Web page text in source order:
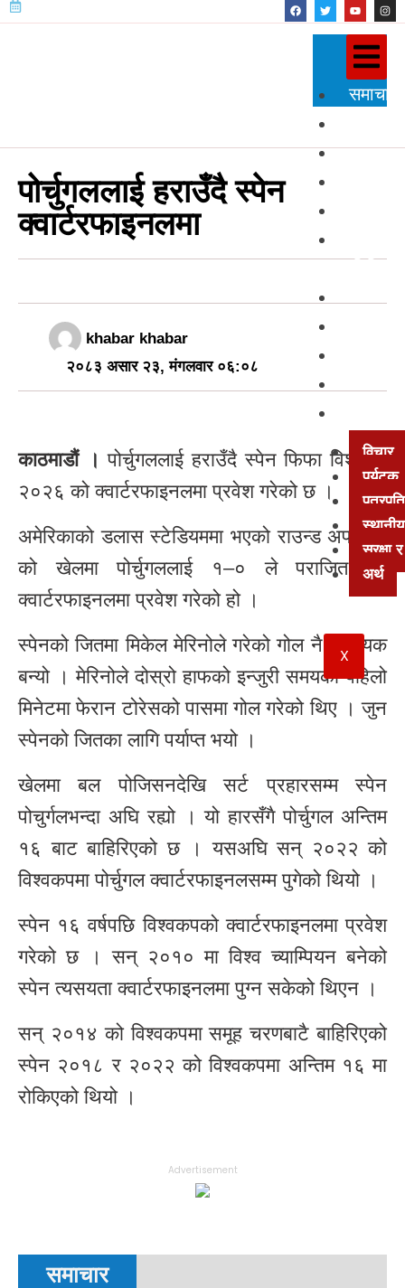
समाचार
प्रदेश
विचार
पर्यटक
सुरक्षा
अर्थ
X
पोर्चुगललाई हराउँदै स्पेन
क्वार्टरफाइनलमा
khabar khabar
२०८३ असार २३, मंगलवार ०६:०८
काठमाडौं । पोर्चुगललाई हराउँदै स्पेन फिफा विश्वकप
२०२६ को क्वार्टरफाइनलमा प्रवेश गरेको छ ।
अमेरिकाको डलास स्टेडियममा भएको राउन्ड अफ १६
को खेलमा पोर्चुगललाई १–० ले पराजित गर्दै
क्वार्टरफाइनलमा प्रवेश गरेको हो ।
स्पेनको जितमा मिकेल मेरिनोले गरेको गोल नै निर्णायक
बन्यो । मेरिनोले दोस्रो हाफको इन्जुरी समयको पहिलो
मिनेटमा फेरान टोरेसको पासमा गोल गरेको थिए । जुन
स्पेनको जितका लागि पर्याप्त भयो ।
खेलमा बल पोजिसनदेखि सर्ट प्रहारसम्म स्पेन
पोचुर्गलभन्दा अघि रह्यो । यो हारसँगै पोर्चुगल अन्तिम
१६ बाट बाहिरिएको छ । यसअघि सन् २०२२ को
विश्वकपमा पोर्चुगल क्वार्टरफाइनलसम्म पुगेको थियो ।
स्पेन १६ वर्षपछि विश्वकपको क्वार्टरफाइनलमा प्रवेश
गरेको छ । सन् २०१० मा विश्व च्याम्पियन बनेको
स्पेन त्यसयता क्वार्टरफाइनलमा पुग्न सकेको थिएन ।
सन् २०१४ को विश्वकपमा समूह चरणबाटै बाहिरिएको
स्पेन २०१८ र २०२२ को विश्वकपमा अन्तिम १६ मा
रोकिएको थियो ।
Advertisement
समाचार